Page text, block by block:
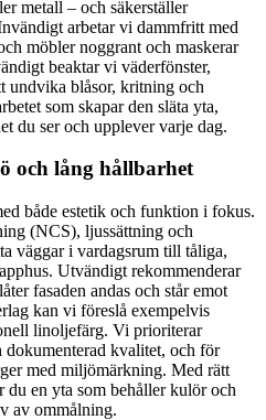
metall – och säkerställer
arbetar vi dammfritt med
möbler noggrant och maskerar
beaktar vi väderfönster,
undvika blåsor, kritning och
som skapar den släta yta,
du ser och upplever varje dag.
och lång hållbarhet
både estetik och funktion i fokus.
(NCS), ljussättning och
väggar i vardagsrum till tåliga,
Utvändigt rekommenderar
fasaden andas och står emot
kan vi föreslå exempelvis
linoljefärg. Vi prioriterar
dokumenterad kvalitet, och för
med miljömärkning. Med rätt
en yta som behåller kulör och
av ommålning.